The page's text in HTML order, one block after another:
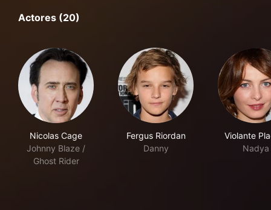
Actores (20)
Nicolas Cage
Johnny Blaze /
Ghost Rider
Fergus Riordan
Danny
Violante
Nadya